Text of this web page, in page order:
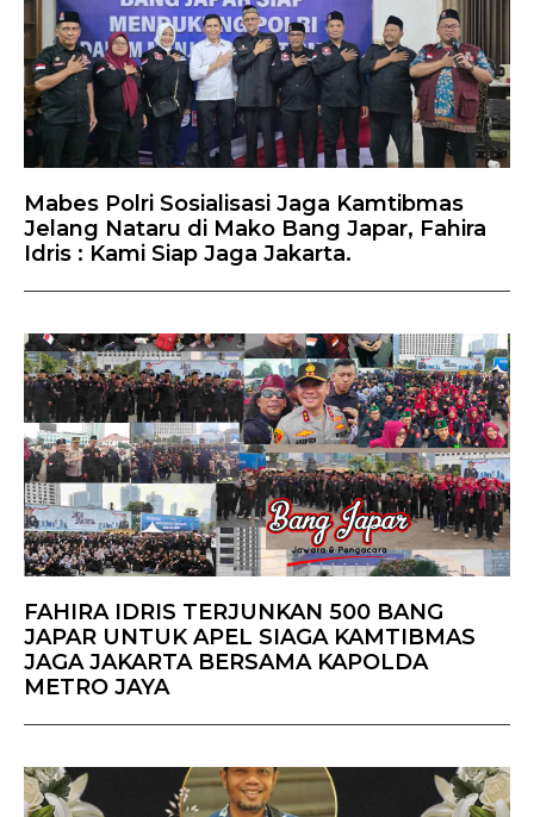
Mabes Polri Sosialisasi Jaga Kamtibmas
Jelang Nataru di Mako Bang Japar, Fahira
Idris : Kami Siap Jaga Jakarta.
FAHIRA IDRIS TERJUNKAN 500 BANG
JAPAR UNTUK APEL SIAGA KAMTIBMAS
JAGA JAKARTA BERSAMA KAPOLDA
METRO JAYA